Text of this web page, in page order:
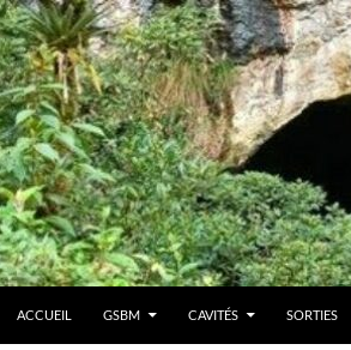
ACCUEIL GSBM CAVITÉS SORTIES